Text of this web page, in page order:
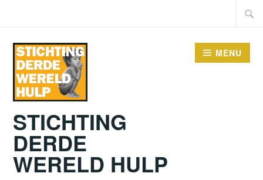
inhoud
STICHTING
DERDE
WERELD HULP
MENU